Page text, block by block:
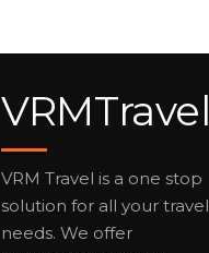
VRMTravel
VRM Travel is a one stop
solution for all your travel
needs. We offer